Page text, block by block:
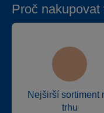
Proč
Nejširší sortiment
trhu